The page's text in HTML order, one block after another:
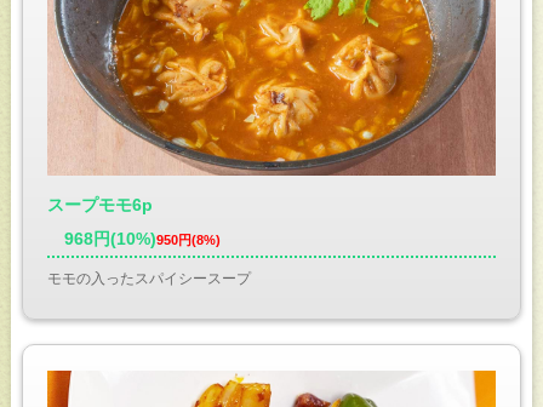
スープモモ6p
968円(10%)950円(8%)
モモの入ったスパイシースープ